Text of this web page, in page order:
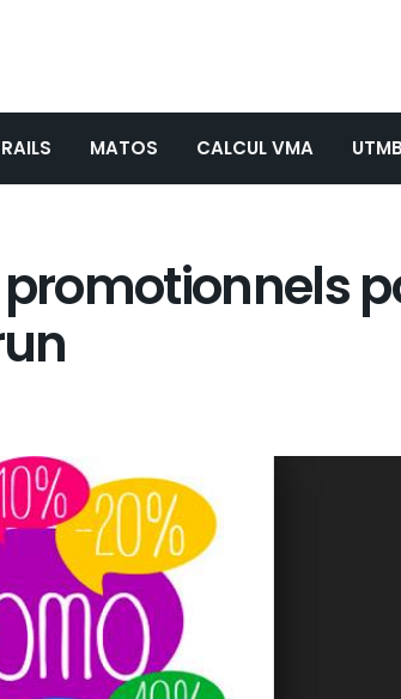
MATOS CALCUL VMA UTMB
promotionnels